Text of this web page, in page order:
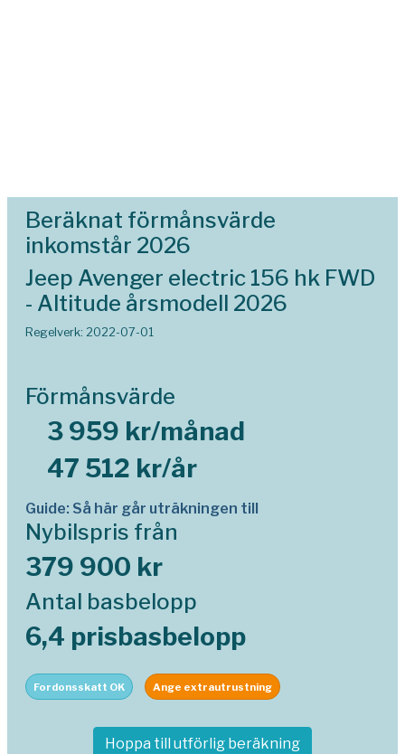
Beräknat förmånsvärde
inkomstår 2026
Jeep Avenger electric 156 hk FWD
- Altitude årsmodell 2026
Regelverk: 2022-07-01
Förmånsvärde
3 959 kr/månad
47 512 kr/år
Guide: Så här går uträkningen till
Nybilspris från
379 900 kr
Antal basbelopp
6,4 prisbasbelopp
Fordonsskatt OK Ange extrautrustning
Hoppa till utförlig beräkning